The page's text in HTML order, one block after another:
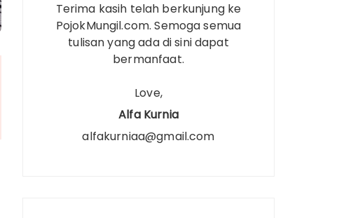
Terima kasih telah berkunjung ke
PojokMungil.com. Semoga semua
tulisan yang ada di sini dapat
bermanfaat.
Love,
Alfa Kurnia
alfakurniaa@gmail.com